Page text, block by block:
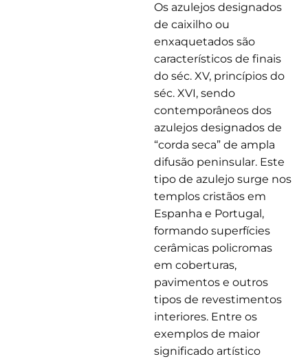
Os azulejos designados
de caixilho ou
enxaquetados são
característicos de finais
do séc. XV, princípios do
séc. XVI, sendo
contemporâneos dos
azulejos designados de
“corda seca” de ampla
difusão peninsular. Este
tipo de azulejo surge nos
templos cristãos em
Espanha e Portugal,
formando superfícies
cerâmicas policromas
em coberturas,
pavimentos e outros
tipos de revestimentos
interiores. Entre os
exemplos de maior
significado artístico